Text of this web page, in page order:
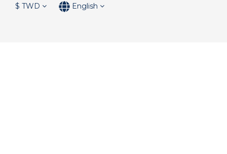
$ TWD English